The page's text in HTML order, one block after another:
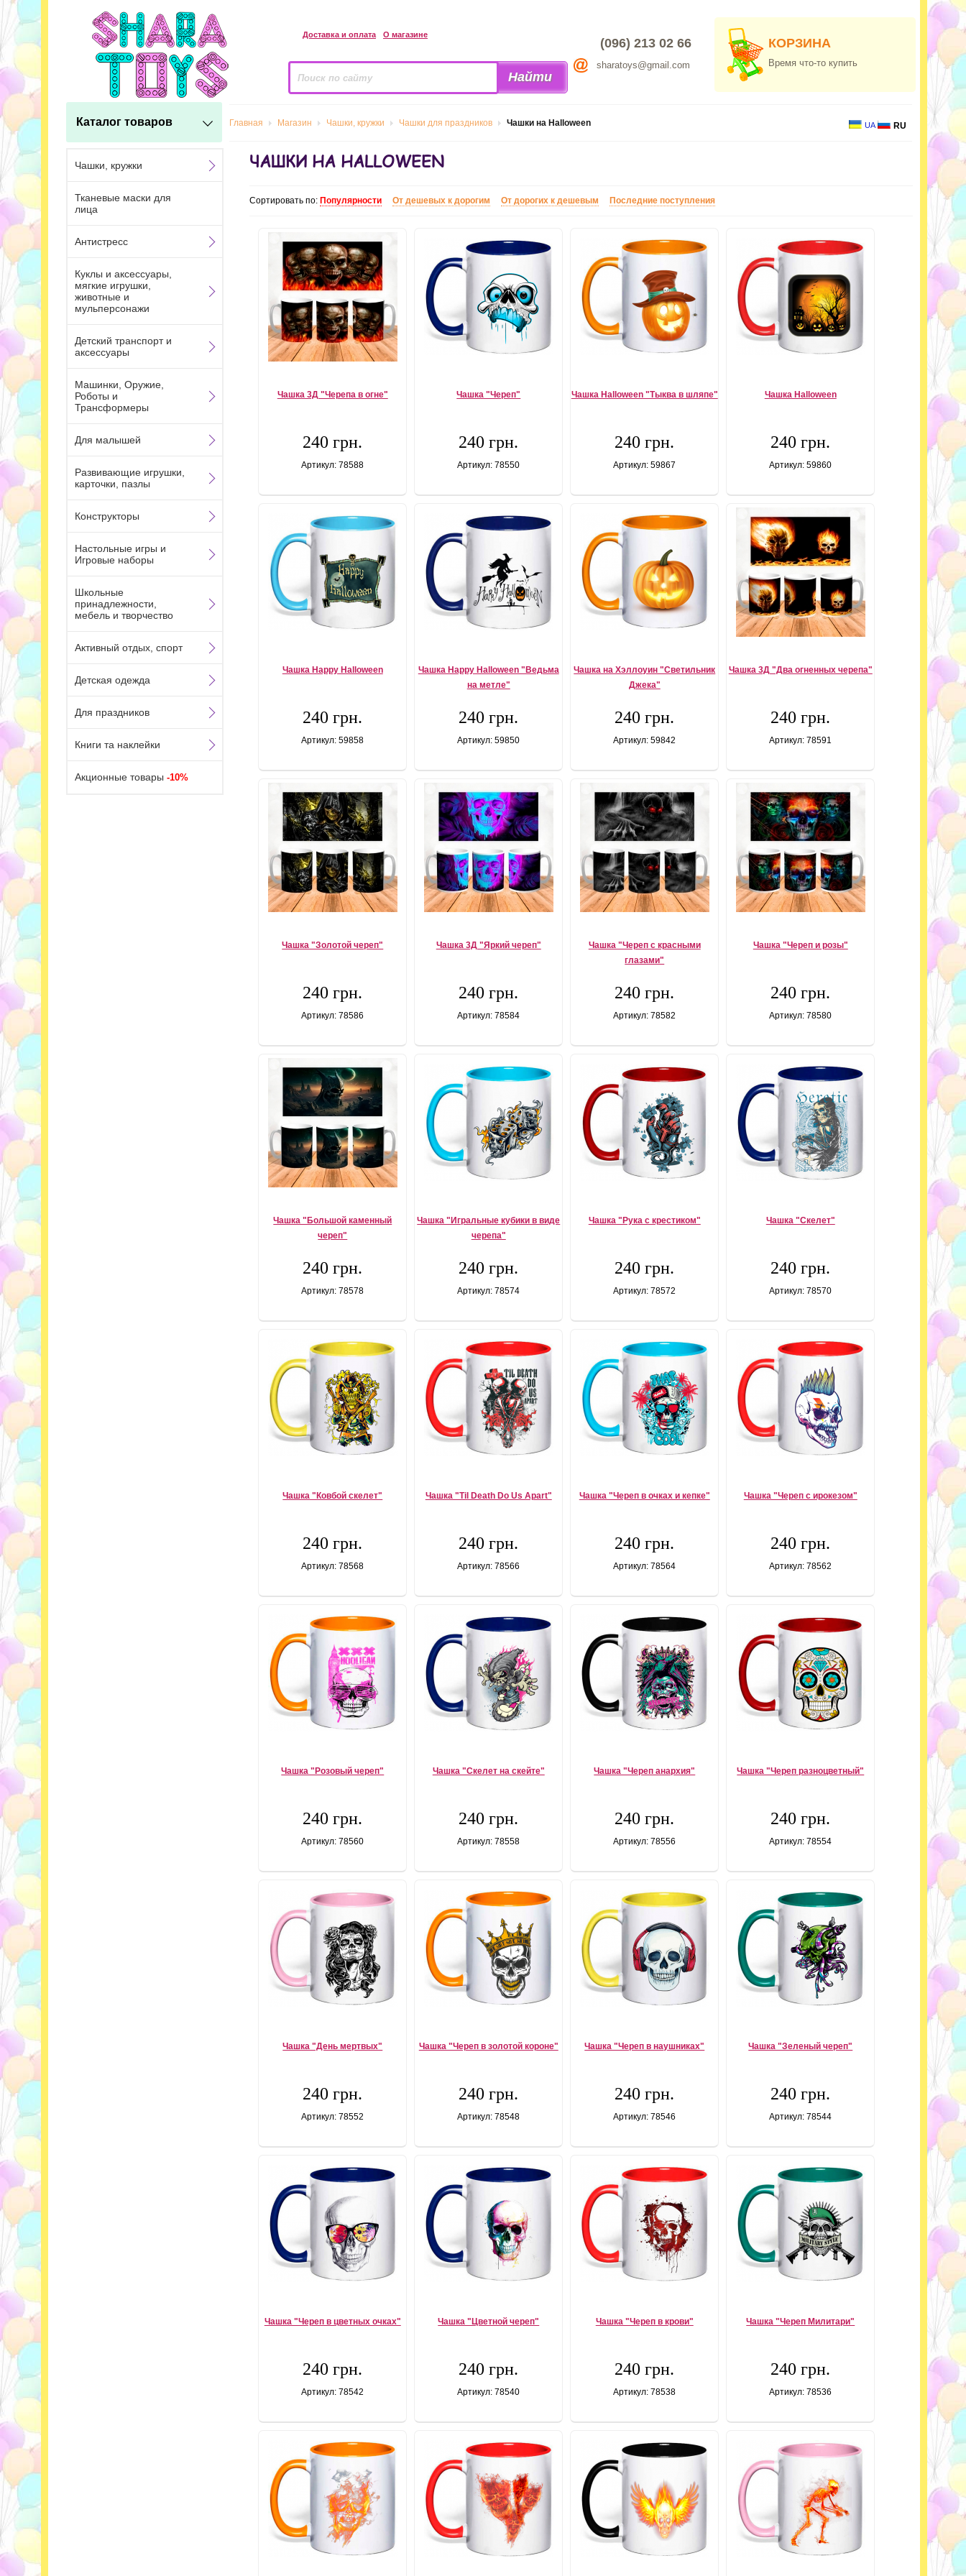
Доставка и оплата О магазине
(096) 213 02 66
sharatoys@gmail.com
КОРЗИНА
Время что-то купить
Каталог товаров Главная Магазин Чашки, кружки Чашки для праздников Чашки на Halloween UA RU
ЧАШКИ НА HALLOWEEN
Сортировать по: Популярности От дешевых к дорогим От дорогих к дешевым Последние поступления
Чашка 3Д "Черепа в огне"
240 грн.
Артикул: 78588
Чашка "Череп"
240 грн.
Артикул: 78550
Чашка Halloween "Тыква в шляпе"
240 грн.
Артикул: 59867
Чашка Halloween
240 грн.
Артикул: 59860
Чашка Happy Halloween
240 грн.
Артикул: 59858
Чашка Happy Halloween "Ведьма
на метле"
240 грн.
Артикул: 59850
Чашка на Хэллоуин "Светильник
Джека"
240 грн.
Артикул: 59842
Чашка 3Д "Два огненных черепа"
240 грн.
Артикул: 78591
Чашка "Золотой череп"
240 грн.
Артикул: 78586
Чашка 3Д "Яркий череп"
240 грн.
Артикул: 78584
Чашка "Череп с красными
глазами"
240 грн.
Артикул: 78582
Чашка "Череп и розы"
240 грн.
Артикул: 78580
Чашка "Большой каменный
череп"
240 грн.
Артикул: 78578
Чашка "Игральные кубики в виде
черепа"
240 грн.
Артикул: 78574
Чашка "Рука с крестиком"
240 грн.
Артикул: 78572
Чашка "Скелет"
240 грн.
Артикул: 78570
Чашка "Ковбой скелет"
240 грн.
Артикул: 78568
Чашка "Til Death Do Us Apart"
240 грн.
Артикул: 78566
Чашка "Череп в очках и кепке"
240 грн.
Артикул: 78564
Чашка "Череп с ирокезом"
240 грн.
Артикул: 78562
Чашка "Розовый череп"
240 грн.
Артикул: 78560
Чашка "Скелет на скейте"
240 грн.
Артикул: 78558
Чашка "Череп анархия"
240 грн.
Артикул: 78556
Чашка "Череп разноцветный"
240 грн.
Артикул: 78554
Чашка "День мертвых"
240 грн.
Артикул: 78552
Чашка "Череп в золотой короне"
240 грн.
Артикул: 78548
Чашка "Череп в наушниках"
240 грн.
Артикул: 78546
Чашка "Зеленый череп"
240 грн.
Артикул: 78544
Чашка "Череп в цветных очках"
240 грн.
Артикул: 78542
Чашка "Цветной череп"
240 грн.
Артикул: 78540
Чашка "Череп в крови"
240 грн.
Артикул: 78538
Чашка "Череп Милитари"
240 грн.
Артикул: 78536
Чашки, кружки
Тканевые маски для
лица
Антистресс
Куклы и аксессуары,
мягкие игрушки,
животные и
мульперсонажи
Детский транспорт и
аксессуары
Машинки, Оружие,
Роботы и
Трансформеры
Для малышей
Развивающие игрушки,
карточки, пазлы
Конструкторы
Настольные игры и
Игровые наборы
Школьные
принадлежности,
мебель и творчество
Активный отдых, спорт
Детская одежда
Для праздников
Книги та наклейки
Акционные товары -10%